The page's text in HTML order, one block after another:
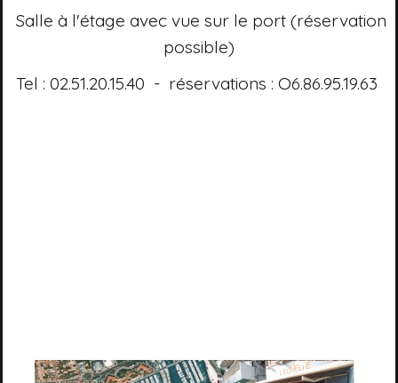
Salle à l'étage avec vue sur le port (réservation
possible)
Tel : 02.51.20.15.40 - réservations : O6.86.95.19.63